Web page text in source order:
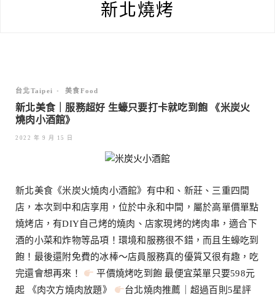
新北燒烤
台北Taipei • 美食Food
新北美食｜服務超好 生蠔只要打卡就吃到飽 《米炭火
燒肉小酒館》
2022 年 9 月 15 日
新北美食《米炭火燒肉小酒館》有中和、新莊、三重四間
店，本次到中和店享用，位於中永和中間，屬於高單價單點
燒烤店，有DIY自己烤的燒肉、店家現烤的烤肉串，適合下
酒的小菜和炸物等品項！環境和服務很不錯，而且生蠔吃到
飽！最後還附免費的冰棒～店員服務真的優質又很有趣，吃
完還會想再來！
平價燒烤吃到飽 最便宜菜單只要598元
起 《肉次方燒肉放題》
台北燒肉推薦｜超過百則5星評